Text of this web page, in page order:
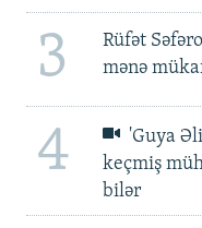
3
Rüfət
mənə
4
'Guya
keçmiş
bilər